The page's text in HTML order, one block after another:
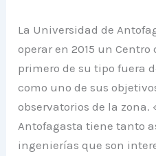
La Universidad de
operar en 2015 un
primero de su tipo fuera
como uno de sus
observatorios de la zona.
Antofagasta tiene tanto
ingenierías que son